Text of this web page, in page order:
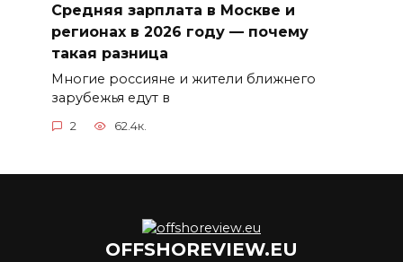
Средняя зарплата в Москве и
регионах в 2026 году — почему
такая разница
Многие россияне и жители ближнего
зарубежья едут в
2 62.4к.
OFFSHOREVIEW.EU